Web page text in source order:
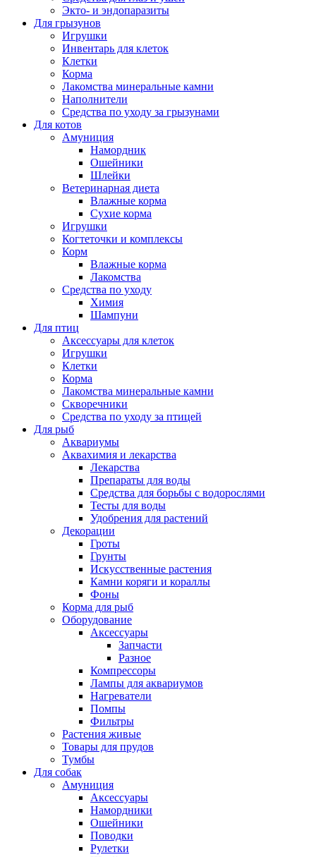
Экто- и эндопаразиты
Для грызунов
Игрушки
Инвентарь для клеток
Клетки
Корма
Лакомства минеральные камни
Наполнители
Средства по уходу за грызунами
Для котов
Амуниция
Намордник
Ошейники
Шлейки
Ветеринарная диета
Влажные корма
Сухие корма
Игрушки
Когтеточки и комплексы
Корм
Влажные корма
Лакомства
Средства по уходу
Химия
Шампуни
Для птиц
Аксессуары для клеток
Игрушки
Клетки
Корма
Лакомства минеральные камни
Скворечники
Средства по уходу за птицей
Для рыб
Аквариумы
Аквахимия и лекарства
Лекарства
Препараты для воды
Средства для борьбы с водорослями
Тесты для воды
Удобрения для растений
Декорации
Гроты
Грунты
Искусственные растения
Камни коряги и кораллы
Фоны
Корма для рыб
Оборудование
Аксессуары
Запчасти
Разное
Компрессоры
Лампы для аквариумов
Нагреватели
Помпы
Фильтры
Растения живые
Товары для прудов
Тумбы
Для собак
Амуниция
Аксессуары
Намордники
Ошейники
Поводки
Рулетки